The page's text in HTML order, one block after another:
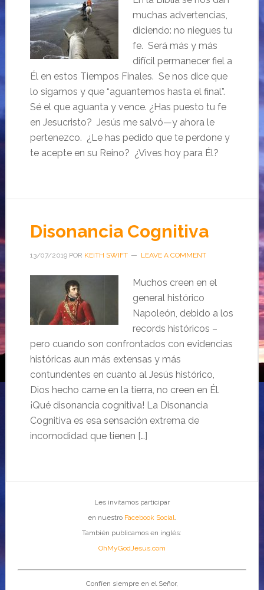
muchas advertencias,
diciendo: no niegues tu
fe. Será más y más
difícil permanecer fiel a
Él en estos Tiempos Finales. Se nos dice que
lo sigamos y que “aguantemos hasta el final”.
Sé el que aguanta y vence. ¿Has puesto tu fe
en Jesucristo? Jesús me salvó—y ahora le
pertenezco. ¿Le has pedido que te perdone y
te acepte en su Reino? ¿Vives hoy para Él?
Disonancia Cognitiva
13/07/2019POR KEITH SWIFT LEAVE A COMMENT
Muchos creen en el
general histórico
Napoleón, debido a los
records históricos –
pero cuando son confrontados con evidencias
históricas aun más extensas y más
contundentes en cuanto al Jesús histórico,
Dios hecho carne en la tierra, no creen en Él.
¡Qué disonancia cognitiva! La Disonancia
Cognitiva es esa sensación extrema de
incomodidad que tienen […]
Les invitamos participar
en nuestro Facebook Social.
También publicamos en inglés:
OhMyGodJesus.com
Confíen siempre en el Señor,